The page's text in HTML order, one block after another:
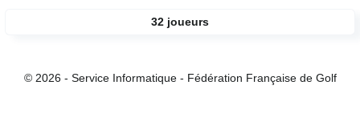
32 joueurs
© 2026 - Service Informatique - Fédération Française de Golf